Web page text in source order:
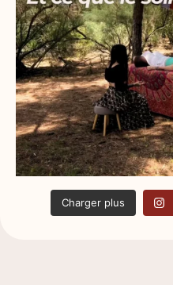
Charger plus